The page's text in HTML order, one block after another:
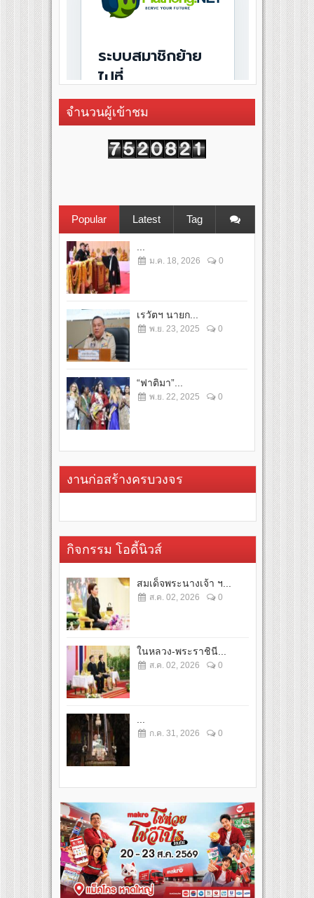
จำนวนผู้เข้าชม
Popular Latest Tag
ม.ค. 18, 2026 0
เรวัตฯ นายก...
พ.ย. 23, 2025 0
“ฟาติมา”...
พ.ย. 22, 2025 0
งานก่อสร้างครบวงจร
กิจกรรม โอดี้นิวส์
สมเด็จพระนางเจ้า ฯ...
ส.ค. 02, 2026 0
ในหลวง-พระราชินี...
ส.ค. 02, 2026 0
ก.ค. 31, 2026 0